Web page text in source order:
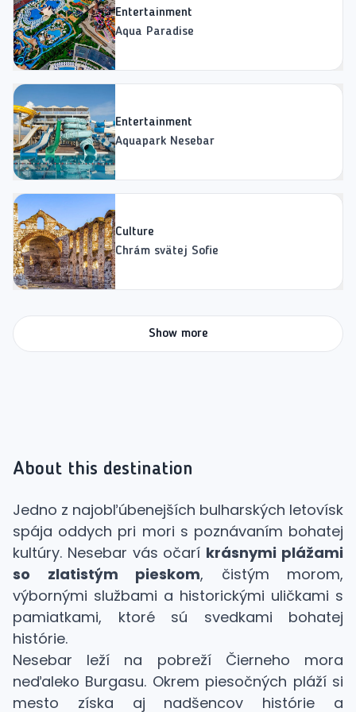
Entertainment
Aqua Paradise
Entertainment
Aquapark Nesebar
Culture
Chrám svätej Sofie
Show more
About this destination
Jedno z najobľúbenejších bulharských letovísk
spája oddych pri mori s poznávaním bohatej
kultúry. Nesebar vás očarí krásnymi plážami
so zlatistým pieskom, čistým morom,
výbornými službami a historickými uličkami s
pamiatkami, ktoré sú svedkami bohatej
histórie.
Nesebar leží na pobreží Čierneho mora
neďaleko Burgasu. Okrem piesočných pláží si
mesto získa aj nadšencov histórie a